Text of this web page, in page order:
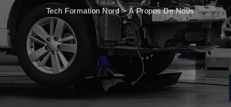
Tech Formation Nord>À Propos De Nous